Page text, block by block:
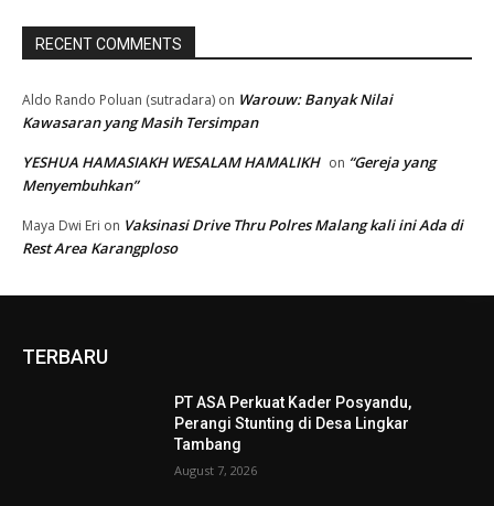
RECENT COMMENTS
Aldo Rando Poluan (sutradara) on Warouw: Banyak Nilai
Kawasaran yang Masih Tersimpan
YESHUA HAMASIAKH WESALAM HAMALIKH on “Gereja yang
Menyembuhkan”
Maya Dwi Eri on Vaksinasi Drive Thru Polres Malang kali ini Ada di
Rest Area Karangploso
TERBARU
PT ASA Perkuat Kader Posyandu,
Perangi Stunting di Desa Lingkar
Tambang
August 7, 2026